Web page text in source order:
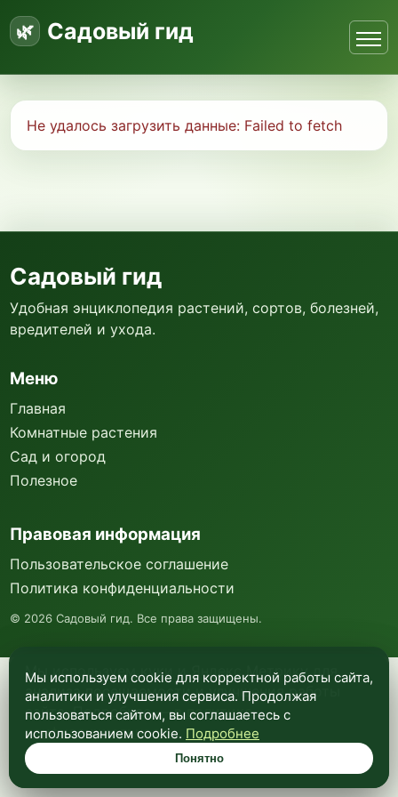
Садовый гид
Не удалось загрузить данные: Failed to fetch
Мы используем куки и Яндекс Метрику для
анализа посещаемости и улучшения работы
сайта. Подробнее —в политике
конфиденциальности.
Понятно
Садовый гид
Удобная энциклопедия растений, сортов, болезней,
вредителей и ухода.
Меню
Главная
Комнатные растения
Сад и огород
Полезное
Правовая информация
Пользовательское соглашение
Политика конфиденциальности
© 2026 Садовый гид. Все права защищены.
Мы используем cookie для корректной работы сайта,
аналитики и улучшения сервиса. Продолжая
пользоваться сайтом, вы соглашаетесь с
использованием cookie. Подробнее
Понятно